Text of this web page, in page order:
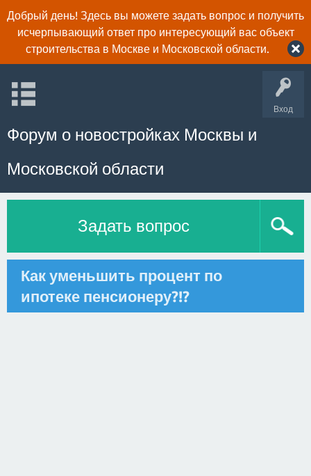
Добрый день! Здесь вы можете задать вопрос и получить
исчерпывающий ответ про интересующий вас объект
строительства в Москве и Московской области.
Вход
Форум о новостройках Москвы и
Московской области
Задать вопрос
Как уменьшить процент по
ипотеке пенсионеру?!?